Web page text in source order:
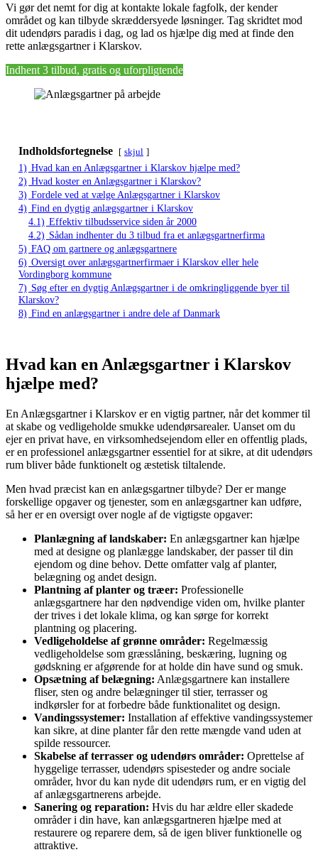
Vi gør det nemt for dig at kontakte lokale fagfolk, der kender
området og kan tilbyde skræddersyede løsninger. Tag skridtet mod
dit udendørs paradis i dag, og lad os hjælpe dig med at finde den
rette anlægsgartner i Klarskov.
Indhent 3 tilbud, gratis og uforpligtende
Indholdsfortegnelse skjul
1) Hvad kan en Anlægsgartner i Klarskov hjælpe med?
2) Hvad koster en Anlægsgartner i Klarskov?
3) Fordele ved at vælge Anlægsgartner i Klarskov
4) Find en dygtig anlægsgartner i Klarskov
4.1) Effektiv tilbudsservice siden år 2000
4.2) Sådan indhenter du 3 tilbud fra et anlægsgartnerfirma
5) FAQ om gartnere og anlægsgartnere
6) Oversigt over anlægsgartnerfirmaer i Klarskov eller hele
Vordingborg kommune
7) Søg efter en dygtig Anlægsgartner i de omkringliggende byer til
Klarskov?
8) Find en anlægsgartner i andre dele af Danmark
Hvad kan en Anlægsgartner i Klarskov
hjælpe med?
En Anlægsgartner i Klarskov er en vigtig partner, når det kommer til
at skabe og vedligeholde smukke udendørsarealer. Uanset om du
ejer en privat have, en virksomhedsejendom eller en offentlig plads,
er en professionel anlægsgartner essentiel for at sikre, at dit udendørs
rum bliver både funktionelt og æstetisk tiltalende.
Men hvad præcist kan en anlægsgartner tilbyde? Der er mange
forskellige opgaver og tjenester, som en anlægsgartner kan udføre,
så her er en oversigt over nogle af de vigtigste opgaver:
Planlægning af landskaber: En anlægsgartner kan hjælpe
med at designe og planlægge landskaber, der passer til din
ejendom og dine behov. Dette omfatter valg af planter,
belægning og andet design.
Plantning af planter og træer: Professionelle
anlægsgartnere har den nødvendige viden om, hvilke planter
der trives i det lokale klima, og kan sørge for korrekt
plantning og placering.
Vedligeholdelse af grønne områder: Regelmæssig
vedligeholdelse som græsslåning, beskæring, lugning og
gødskning er afgørende for at holde din have sund og smuk.
Opsætning af belægning: Anlægsgartnere kan installere
fliser, sten og andre belægninger til stier, terrasser og
indkørsler for at forbedre både funktionalitet og design.
Vandingssystemer: Installation af effektive vandingssystemer
kan sikre, at dine planter får den rette mængde vand uden at
spilde ressourcer.
Skabelse af terrasser og udendørs områder: Oprettelse af
hyggelige terrasser, udendørs spisesteder og andre sociale
områder, hvor du kan nyde dit udendørs rum, er en vigtig del
af anlægsgartnerens arbejde.
Sanering og reparation: Hvis du har ældre eller skadede
områder i din have, kan anlægsgartneren hjælpe med at
restaurere og reparere dem, så de igen bliver funktionelle og
attraktive.